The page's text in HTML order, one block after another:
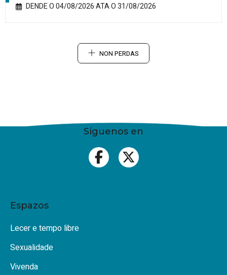
DENDE O 04/08/2026 ATA O 31/08/2026
NON PERDAS
Síguenos en
Espazos
Lecer e tempo libre
Sexualidade
Vivenda